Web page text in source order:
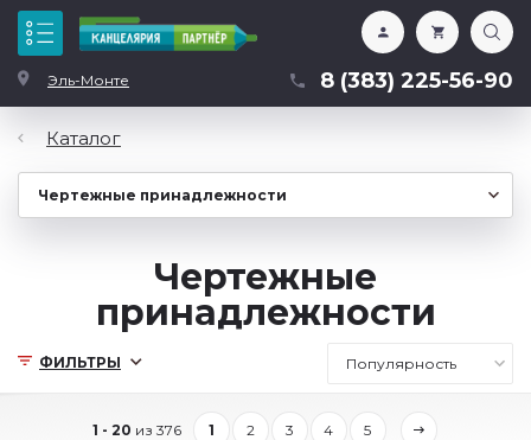
Эль-Монте 8 (383) 225-56-90
Каталог
ФИЛЬТРЫ
Каталог
Чертежные
принадлежности
1 - 20 из 376 1 2 3 4 5